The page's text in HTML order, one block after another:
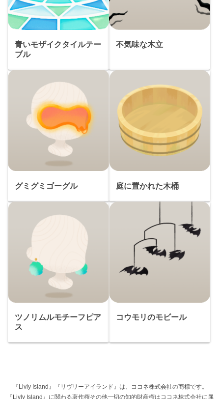
青いモザイクタイルテー
ブル
不気味な木立
グミグミゴーグル 庭に置かれた木桶
ツノリムルモチーフピア
ス
コウモリのモビール
『Livly Island』『リヴリーアイランド』は、ココネ株式会社の商標です。
『Livly Island』に関わる著作権その他一切の知的財産権はココネ株式会社に属